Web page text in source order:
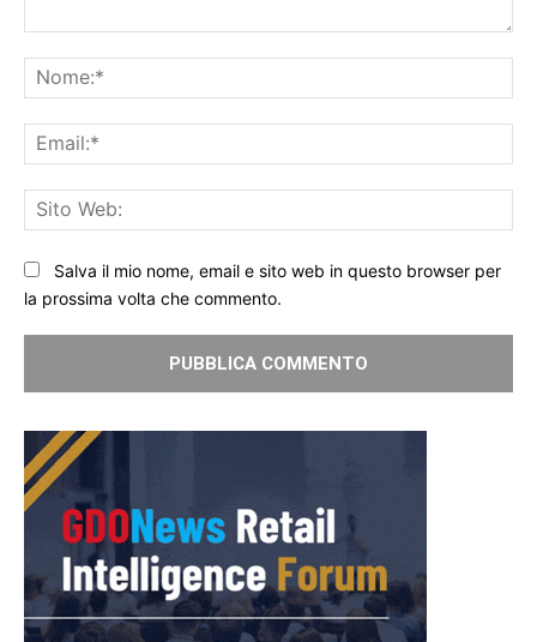
Salva il mio nome, email e sito web in questo browser per
la prossima volta che commento.